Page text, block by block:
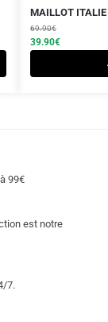
MAILLOT
69.90€
Le
prix
initial
était :
39.90€
Le
prix
actuel
est :
Ce
produit
a
la
99€
est notre
7.